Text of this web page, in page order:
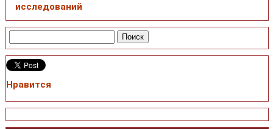
исследований
Нравится